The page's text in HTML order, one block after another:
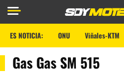
ES NOTICIA: ONU Viñales-KTM
Gas Gas SM 515